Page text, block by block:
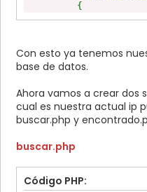
{
echo"
else
{
}
}
Con esto ya tenemos
base de datos.
Ahora vamos a crear dos
cual es nuestra actual ip
buscar.php y
buscar.php
Código PHP: